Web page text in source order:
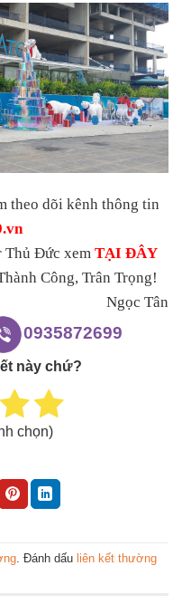
theo dõi kênh thông tin
Thủ Đức xem TẠI ĐÂY
Công, Trân Trọng!
Ngọc Tân
0935872699
này chứ?
chọn)
. Đánh dấu liên kết thường